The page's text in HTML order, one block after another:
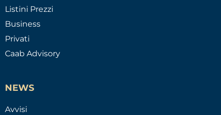
Listini Prezzi
Business
Privati
Caab Advisory
NEWS
Avvisi